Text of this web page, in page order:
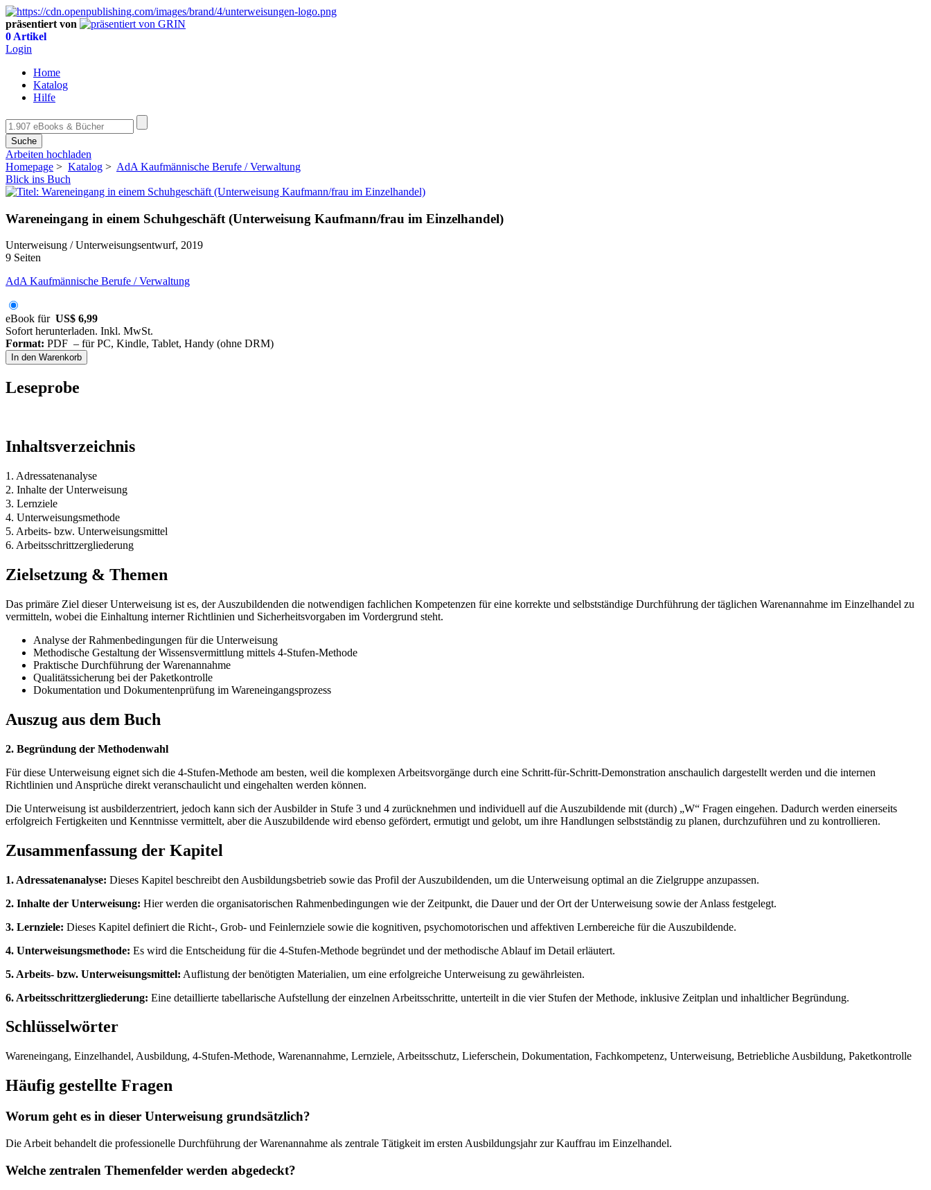
präsentiert von
0 Artikel
Login
Home
Katalog
Hilfe
Suche
Arbeiten hochladen
Homepage > Katalog > AdA Kaufmännische Berufe / Verwaltung
Blick ins Buch
Wareneingang in einem Schuhgeschäft (Unterweisung Kaufmann/frau im Einzelhandel)
Unterweisung / Unterweisungsentwurf, 2019
9 Seiten
AdA Kaufmännische Berufe / Verwaltung
eBook für US$ 6,99
Sofort herunterladen. Inkl. MwSt.
Format: PDF – für PC, Kindle, Tablet, Handy (ohne DRM)
In den Warenkorb
Leseprobe
Inhaltsverzeichnis
1. Adressatenanalyse
2. Inhalte der Unterweisung
3. Lernziele
4. Unterweisungsmethode
5. Arbeits- bzw. Unterweisungsmittel
6. Arbeitsschrittzergliederung
Zielsetzung & Themen
Das primäre Ziel dieser Unterweisung ist es, der Auszubildenden die notwendigen fachlichen Kompetenzen für eine korrekte und selbstständige Durchführung der täglichen Warenannahme im Einzelhandel zu
vermitteln, wobei die Einhaltung interner Richtlinien und Sicherheitsvorgaben im Vordergrund steht.
Analyse der Rahmenbedingungen für die Unterweisung
Methodische Gestaltung der Wissensvermittlung mittels 4-Stufen-Methode
Praktische Durchführung der Warenannahme
Qualitätssicherung bei der Paketkontrolle
Dokumentation und Dokumentenprüfung im Wareneingangsprozess
Auszug aus dem Buch
2. Begründung der Methodenwahl
Für diese Unterweisung eignet sich die 4-Stufen-Methode am besten, weil die komplexen Arbeitsvorgänge durch eine Schritt-für-Schritt-Demonstration anschaulich dargestellt werden und die internen
Richtlinien und Ansprüche direkt veranschaulicht und eingehalten werden können.
Die Unterweisung ist ausbilderzentriert, jedoch kann sich der Ausbilder in Stufe 3 und 4 zurücknehmen und individuell auf die Auszubildende mit (durch) „W“ Fragen eingehen. Dadurch werden einerseits
erfolgreich Fertigkeiten und Kenntnisse vermittelt, aber die Auszubildende wird ebenso gefördert, ermutigt und gelobt, um ihre Handlungen selbstständig zu planen, durchzuführen und zu kontrollieren.
Zusammenfassung der Kapitel
1. Adressatenanalyse: Dieses Kapitel beschreibt den Ausbildungsbetrieb sowie das Profil der Auszubildenden, um die Unterweisung optimal an die Zielgruppe anzupassen.
2. Inhalte der Unterweisung: Hier werden die organisatorischen Rahmenbedingungen wie der Zeitpunkt, die Dauer und der Ort der Unterweisung sowie der Anlass festgelegt.
3. Lernziele: Dieses Kapitel definiert die Richt-, Grob- und Feinlernziele sowie die kognitiven, psychomotorischen und affektiven Lernbereiche für die Auszubildende.
4. Unterweisungsmethode: Es wird die Entscheidung für die 4-Stufen-Methode begründet und der methodische Ablauf im Detail erläutert.
5. Arbeits- bzw. Unterweisungsmittel: Auflistung der benötigten Materialien, um eine erfolgreiche Unterweisung zu gewährleisten.
6. Arbeitsschrittzergliederung: Eine detaillierte tabellarische Aufstellung der einzelnen Arbeitsschritte, unterteilt in die vier Stufen der Methode, inklusive Zeitplan und inhaltlicher Begründung.
Schlüsselwörter
Wareneingang, Einzelhandel, Ausbildung, 4-Stufen-Methode, Warenannahme, Lernziele, Arbeitsschutz, Lieferschein, Dokumentation, Fachkompetenz, Unterweisung, Betriebliche Ausbildung, Paketkontrolle
Häufig gestellte Fragen
Worum geht es in dieser Unterweisung grundsätzlich?
Die Arbeit behandelt die professionelle Durchführung der Warenannahme als zentrale Tätigkeit im ersten Ausbildungsjahr zur Kauffrau im Einzelhandel.
Welche zentralen Themenfelder werden abgedeckt?